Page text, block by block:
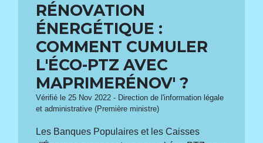
RÉNOVATION
ÉNERGÉTIQUE :
COMMENT CUMULER
L'ÉCO-PTZ AVEC
MAPRIMERÉNOV' ?
Vérifié le 25 Nov 2022 - Direction de l'information légale
et administrative (Première ministre)
Les Banques Populaires et les Caisses